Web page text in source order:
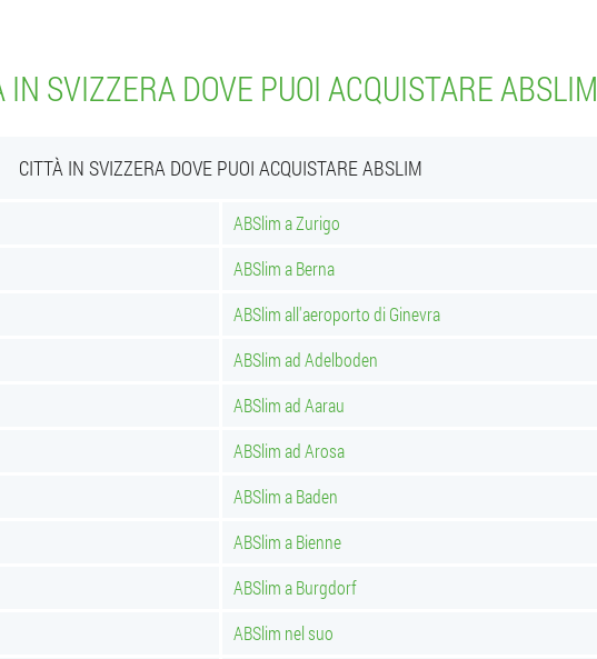
IN SVIZZERA DOVE PUOI ACQUISTARE ABSLIM
CITTÀ IN SVIZZERA DOVE PUOI ACQUISTARE ABSLIM
ABSlim a Zurigo
ABSlim a Berna
ABSlim all'aeroporto di Ginevra
ABSlim ad Adelboden
ABSlim ad Aarau
ABSlim ad Arosa
ABSlim a Baden
ABSlim a Bienne
ABSlim a Burgdorf
ABSlim nel suo